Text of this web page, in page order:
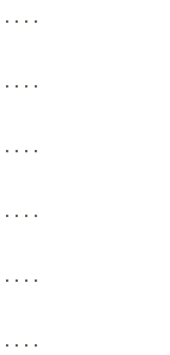
. . . .
. . . .
. . . .
. . . .
. . . .
. . . .